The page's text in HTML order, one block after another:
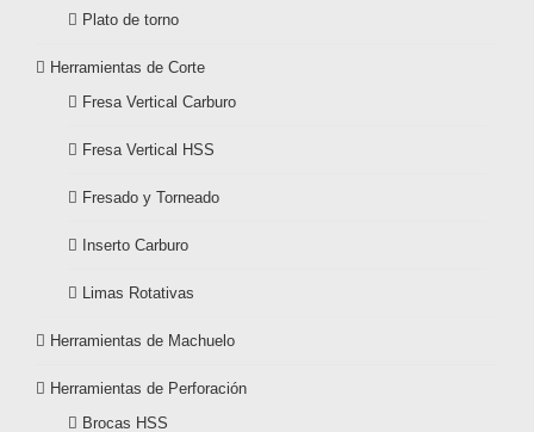
Plato de torno
Herramientas de Corte
Fresa Vertical Carburo
Fresa Vertical HSS
Fresado y Torneado
Inserto Carburo
Limas Rotativas
Herramientas de Machuelo
Herramientas de Perforación
Brocas HSS